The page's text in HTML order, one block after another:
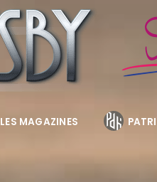
LES MAGAZINES